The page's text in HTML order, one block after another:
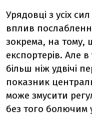
Урядовці з усіх
вплив
зокрема, на тому,
експортерів. Але
більш ніж удвічі
показник
може змусити
без того болючим